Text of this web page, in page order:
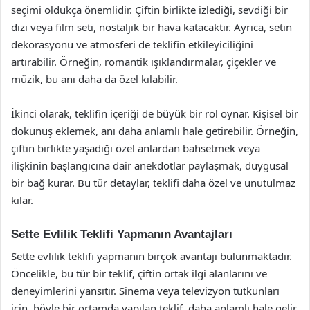
seçimi oldukça önemlidir. Çiftin birlikte izlediği, sevdiği bir
dizi veya film seti, nostaljik bir hava katacaktır. Ayrıca, setin
dekorasyonu ve atmosferi de teklifin etkileyiciliğini
artırabilir. Örneğin, romantik ışıklandırmalar, çiçekler ve
müzik, bu anı daha da özel kılabilir.
İkinci olarak, teklifin içeriği de büyük bir rol oynar. Kişisel bir
dokunuş eklemek, anı daha anlamlı hale getirebilir. Örneğin,
çiftin birlikte yaşadığı özel anlardan bahsetmek veya
ilişkinin başlangıcına dair anekdotlar paylaşmak, duygusal
bir bağ kurar. Bu tür detaylar, teklifi daha özel ve unutulmaz
kılar.
Sette Evlilik Teklifi Yapmanın Avantajları
Sette evlilik teklifi yapmanın birçok avantajı bulunmaktadır.
Öncelikle, bu tür bir teklif, çiftin ortak ilgi alanlarını ve
deneyimlerini yansıtır. Sinema veya televizyon tutkunları